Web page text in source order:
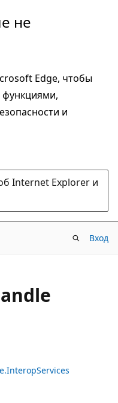
не
Edge, чтобы
и
Internet Explorer и
Вход